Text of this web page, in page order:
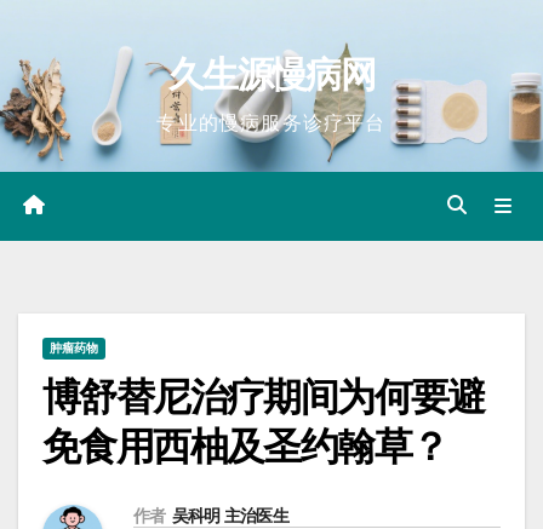
content
久生源慢病网
专业的慢病服务诊疗平台
肿瘤药物
博舒替尼治疗期间为何要避
免食用西柚及圣约翰草？
作者 吴科明 主治医生